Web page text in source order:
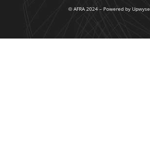
© AFRA 2024 – Powered by Upwyse